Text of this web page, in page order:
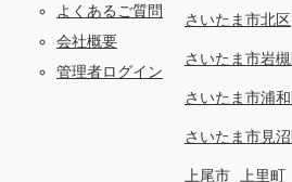
よくあるご質問
会社概要
管理者ログイン
さいたま市北区
さいたま市岩
さいたま市浦
さいたま市見
上尾市 上里町